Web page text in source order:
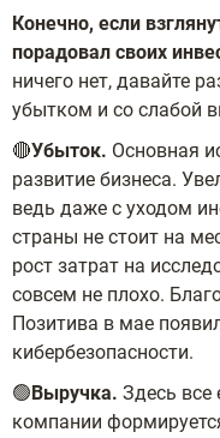
Конечно, если
порадовал своих
ничего нет, давайте
убытком и со слабой
🔴Убыток. Основная
развитие бизнеса.
ведь даже с уходом
страны не стоит на
рост затрат на
совсем не плохо.
Позитива в мае
кибербезопасности.
🟢Выручка. Здесь
компании